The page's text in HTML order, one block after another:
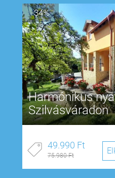
-34%
Harmónikus
Szilvásváradon
49.990 Ft
75.980 Ft